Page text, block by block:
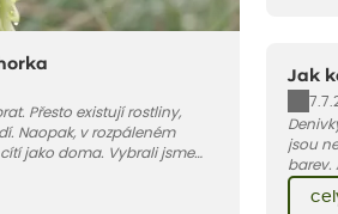
Přesto existují rostliny,
Naopak, v rozpáleném
jako doma. Vybrali jsme
zvládnou horké a suché
se podívat, které to jsou.
Jak
jsou
barev.
doplnit